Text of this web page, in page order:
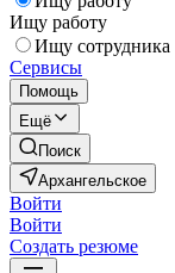
Ищу работу
Ищу сотрудника
Сервисы
Помощь
Ещё
Поиск
Архангельское
Войти
Войти
Создать резюме